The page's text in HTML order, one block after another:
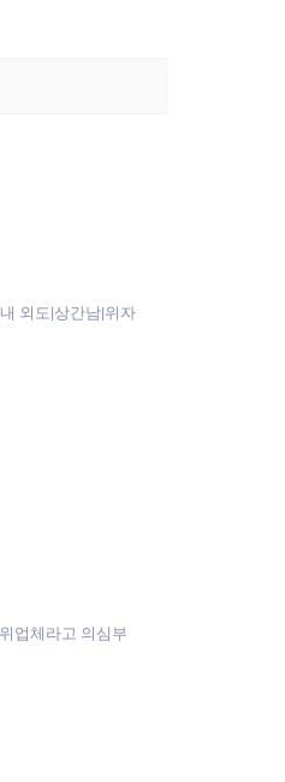
외도|상간남|위자
업체라고 의심부